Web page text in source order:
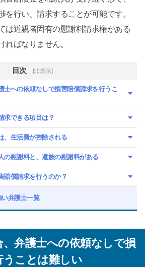
を行い、請求することが可能です。
は近親者固有の慰謝料請求権がある
ればなりません。
目次 [非表示]
士への依頼なしで損害賠償請求を行うこ
求できる項目は？
、生活費が控除される
の慰謝料と、遺族の慰謝料がある
賠償請求を行うのか？
弁護士一覧
弁護士への依頼なしで損
うことは難しい